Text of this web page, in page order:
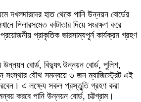
দখলদারদের হাত থেকে পানি উন্নয়ন বোর্ডের
পিলারসমেত কাটাতার দিয়ে সংরক্ষণ করে
প্রাকৃতিক ভারসাম্যপূর্ন কার্যক্রম গ্রহণ
উন্নয়ন বোর্ড, বিদ্যুৎ উন্নয়ন বোর্ড, পুলিশ,
সংস্থার যৌথ সমন্বয়ে ৩ জন ম্যাজিস্ট্রেট এই
এ লক্ষ্যে সকল প্রস্তৃুতি গ্রহণ করা
করবে পানি উন্নয়ন বোর্ড, চট্টগ্রাম।